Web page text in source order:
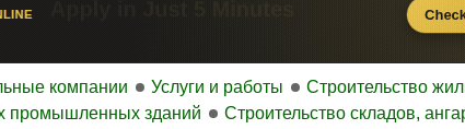
компании Услуги и работы
Строительство
промышленных зданий
Строительство складов,